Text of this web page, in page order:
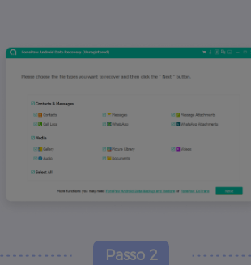
Passo 2